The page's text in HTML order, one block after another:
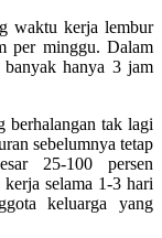
waktu kerja lembur
per minggu. Dalam
hanya 3 jam
berhalangan tak lagi
sebelumnya tetap
25-100 persen
selama 1-3 hari
keluarga yang